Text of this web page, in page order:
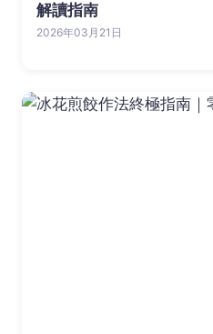
解讀指南
2026年03月21日